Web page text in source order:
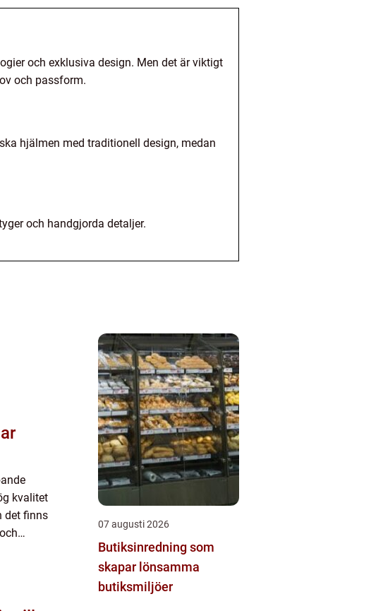
och exklusiva design. Men det är viktigt
och passform.
hjälmen med traditionell design, medan
och handgjorda detaljer.
kvalitet
det finns
07 augusti 2026
Butiksinredning som
skapar lönsamma
butiksmiljöer